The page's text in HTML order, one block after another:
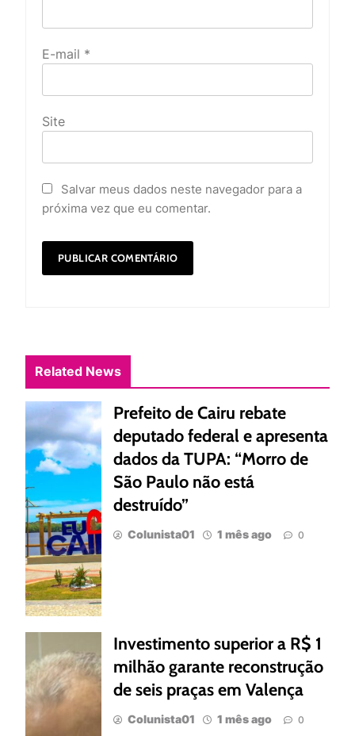
E-mail *
Site
Salvar meus dados neste navegador para a
próxima vez que eu comentar.
Related News
Prefeito de Cairu rebate
deputado federal e apresenta
dados da TUPA: “Morro de
São Paulo não está
destruído”
Colunista01 1 mês ago 0
Investimento superior a R$ 1
milhão garante reconstrução
de seis praças em Valença
Colunista01 1 mês ago 0